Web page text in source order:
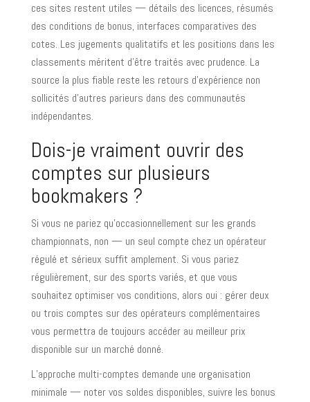
ces sites restent utiles — détails des licences, résumés
des conditions de bonus, interfaces comparatives des
cotes. Les jugements qualitatifs et les positions dans les
classements méritent d’être traités avec prudence. La
source la plus fiable reste les retours d’expérience non
sollicités d’autres parieurs dans des communautés
indépendantes.
Dois-je vraiment ouvrir des
comptes sur plusieurs
bookmakers ?
Si vous ne pariez qu’occasionnellement sur les grands
championnats, non — un seul compte chez un opérateur
régulé et sérieux suffit amplement. Si vous pariez
régulièrement, sur des sports variés, et que vous
souhaitez optimiser vos conditions, alors oui : gérer deux
ou trois comptes sur des opérateurs complémentaires
vous permettra de toujours accéder au meilleur prix
disponible sur un marché donné.
L’approche multi-comptes demande une organisation
minimale — noter vos soldes disponibles, suivre les bonus